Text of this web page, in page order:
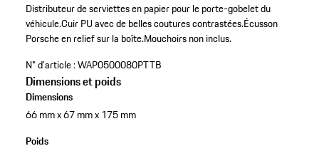
Distributeur de serviettes en papier pour le porte-gobelet du
véhicule.Cuir PU avec de belles coutures contrastées.Écusson
Porsche en relief sur la boîte.Mouchoirs non inclus.
N° d'article :WAP0500080PTTB
Dimensions et poids
Dimensions
66 mm x 67 mm x 175 mm
Poids